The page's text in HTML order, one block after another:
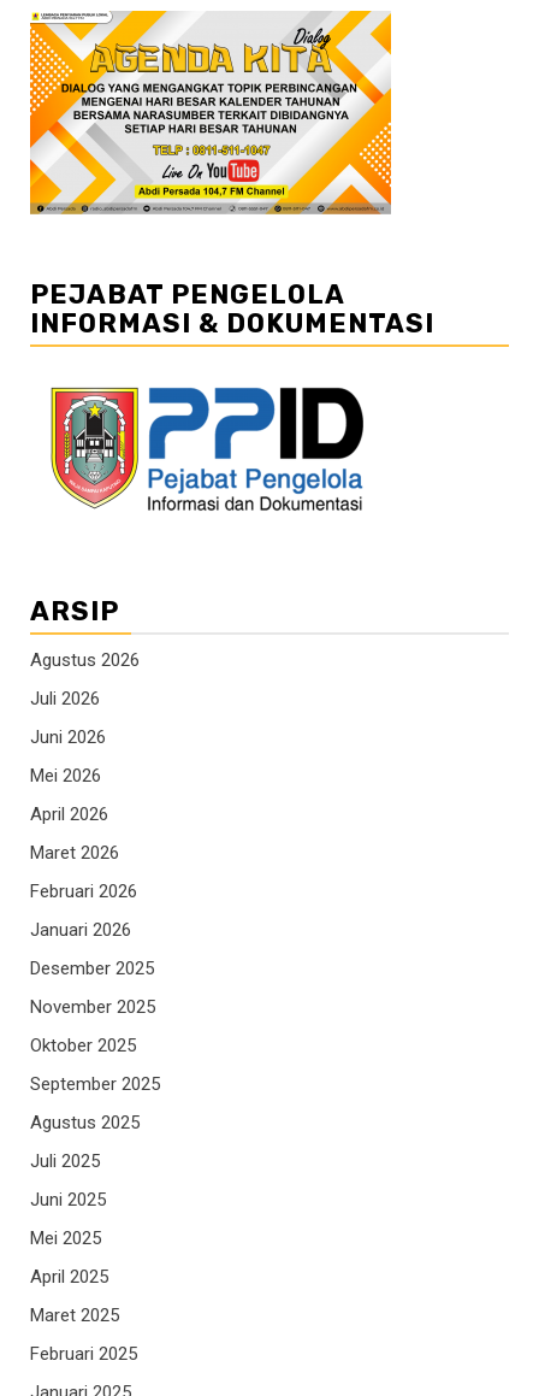
PEJABAT PENGELOLA
INFORMASI & DOKUMENTASI
ARSIP
Agustus 2026
Juli 2026
Juni 2026
Mei 2026
April 2026
Maret 2026
Februari 2026
Januari 2026
Desember 2025
November 2025
Oktober 2025
September 2025
Agustus 2025
Juli 2025
Juni 2025
Mei 2025
April 2025
Maret 2025
Februari 2025